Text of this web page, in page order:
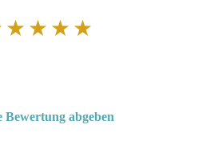
Bewertung abgeben